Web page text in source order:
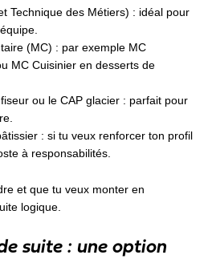
Technique des Métiers) : idéal pour
(MC) : par exemple MC
MC Cuisinier en desserts de
ou le CAP glacier : parfait pour
: si tu veux renforcer ton profil
à responsabilités.
et que tu veux monter en
logique.
suite : une option